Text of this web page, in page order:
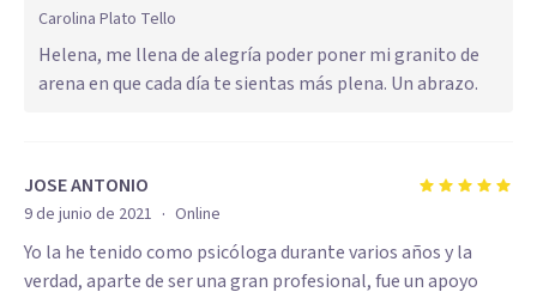
Carolina Plato Tello
Helena, me llena de alegría poder poner mi granito de
arena en que cada día te sientas más plena. Un abrazo.
JOSE ANTONIO
9 de junio de 2021 · Online
Yo la he tenido como psicóloga durante varios años y la
verdad, aparte de ser una gran profesional, fue un apoyo